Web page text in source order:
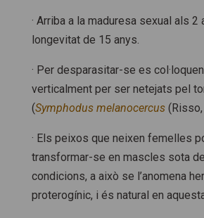
· Arriba a la maduresa sexual als 2
longevitat de 15 anys.
· Per desparasitar-se es
verticalment per ser netejats pel
(Symphodus melanocercus(Risso,
· Els peixos que neixen femelles
transformar-se en mascles sota
condicions, a això se l’anomena
proterogínic, i és natural en